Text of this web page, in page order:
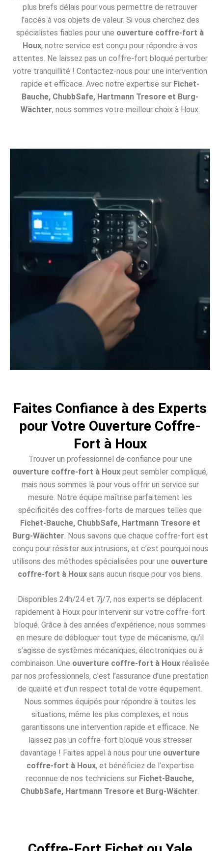
plus brefs délais pour vous permettre de retrouver
l’accès à vos objets de valeur. Si vous cherchez des
spécialistes fiables pour une ouverture coffre-fort à
Houx, notre service est conçu pour répondre à vos
attentes. Ne laissez pas un coffre-fort bloqué perturber
votre tranquillité ! Contactez-nous pour une intervention
rapide et efficace. Avec notre expertise sur Fichet-
Bauche, ChubbSafe, Hartmann Tresore et Burg-
Wächter, nous sommes votre meilleur choix à Houx.
Faites Confiance à des Experts
pour Votre Ouverture Coffre-
Fort à Houx
Trouver un professionnel de confiance pour une
ouverture coffre-fort à Houx peut sembler compliqué,
mais nous sommes là pour vous offrir un service sur
mesure. Notre équipe maîtrise parfaitement les
spécificités des coffres-forts de marques telles que
Fichet-Bauche, ChubbSafe, Hartmann Tresore et
Burg-Wächter . Nous savons que chaque coffre-fort est
conçu pour résister aux intrusions, et c’est pourquoi nous
utilisons des méthodes spécialisées pour une ouverture
coffre-fort à Houx sans aucun risque pour vos biens.
Disponibles 24h/24 et 7j/7, nos experts se déplacent
rapidement à Houx pour intervenir sur votre coffre-fort
bloqué. Grâce à des années d’expérience, nous sommes
en mesure de débloquer tout type de mécanisme, qu’il
s’agisse de systèmes mécaniques, électroniques ou à
combinaison. Une ouverture coffre-fort à Houx réalisée
par nos professionnels, c’est l’assurance d’une prestation
de qualité et d’un respect total de votre équipement.
Nous sommes équipés pour répondre à toutes les
situations, même les plus complexes, et nous
garantissons une intervention rapide et efficace. Ne
laissez pas un coffre-fort bloqué vous stresser
davantage ! Faites appel à nous pour une ouverture
coffre-fort à Houx, et bénéficiez de l’expertise
reconnue de nos techniciens sur Fichet-Bauche,
ChubbSafe, Hartmann Tresore et Burg-Wächter.